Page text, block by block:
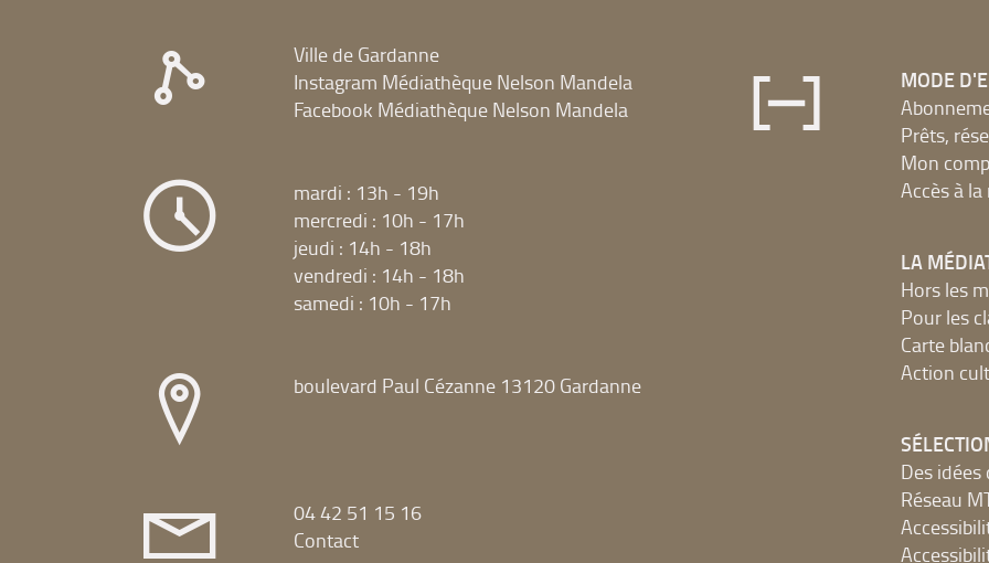
Ville de Gardanne
Instagram Médiathèque Nelson Mandela
Facebook Médiathèque Nelson Mandela
mardi : 13h - 19h
mercredi : 10h - 17h
jeudi : 14h - 18h
vendredi : 14h - 18h
samedi : 10h - 17h
boulevard Paul Cézanne 13120 Gardanne
04 42 51 15 16
Contact
MODE
Prêts,
Mon
Accès à
LA
Hors les
Pour les
Carte
Action
Des idées
Réseau